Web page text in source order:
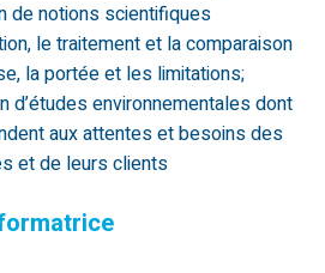
de notions scientifiques
le traitement et la comparaison
la portée et les limitations;
d’études environnementales dont
aux attentes et besoins des
et de leurs clients